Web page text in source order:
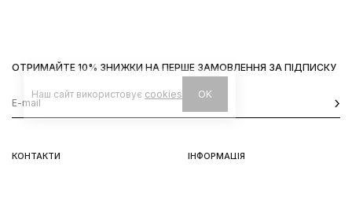
КОНТАКТИ ІНФОРМАЦІЯ
ОТРИМАЙТЕ 10% ЗНИЖКИ НА ПЕРШЕ ЗАМОВЛЕННЯ ЗА ПІДПИСКУ
Наш сайт використовує cookies OK